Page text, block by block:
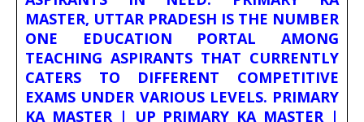
MASTER, UTTAR PRADESH IS THE NUMBER
ONE EDUCATION PORTAL AMONG
TEACHING ASPIRANTS THAT CURRENTLY
CATERS TO DIFFERENT COMPETITIVE
EXAMS UNDER VARIOUS LEVELS. PRIMARY
KA MASTER | UP PRIMARY KA MASTER |